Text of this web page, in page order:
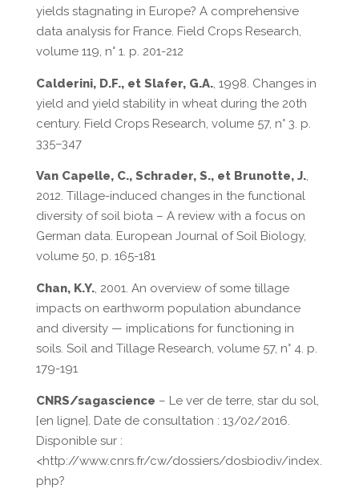
yields stagnating in Europe? A comprehensive
data analysis for France. Field Crops Research,
volume 119, n° 1. p. 201-212
Calderini, D.F., et Slafer, G.A., 1998. Changes in
yield and yield stability in wheat during the 20th
century. Field Crops Research, volume 57, n° 3. p.
335–347
Van Capelle, C., Schrader, S., et Brunotte, J.,
2012. Tillage-induced changes in the functional
diversity of soil biota – A review with a focus on
German data. European Journal of Soil Biology,
volume 50, p. 165-181
Chan, K.Y., 2001. An overview of some tillage
impacts on earthworm population abundance
and diversity — implications for functioning in
soils. Soil and Tillage Research, volume 57, n° 4. p.
179-191
CNRS/sagascience – Le ver de terre, star du sol,
[en ligne]. Date de consultation : 13/02/2016.
Disponible sur :
<http://www.cnrs.fr/cw/dossiers/dosbiodiv/index.
php?